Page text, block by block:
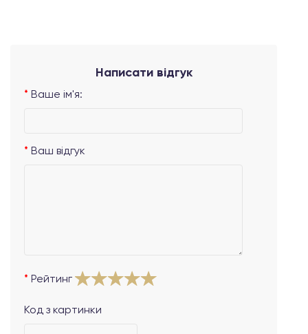
Написати відгук
Ваше ім'я:
Ваш відгук
Рейтинг
Код з картинки